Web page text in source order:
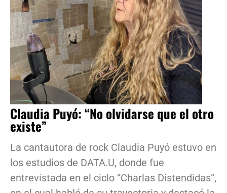
Claudia Puyó: “No olvidarse que el otro
existe”
La cantautora de rock Claudia Puyó estuvo en
los estudios de DATA.U, donde fue
entrevistada en el ciclo “Charlas Distendidas”,